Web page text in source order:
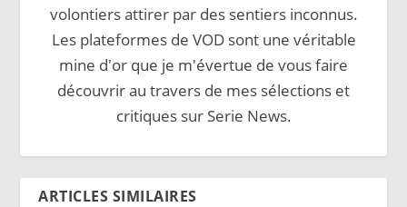
volontiers attirer par des sentiers inconnus.
Les plateformes de VOD sont une véritable
mine d'or que je m'évertue de vous faire
découvrir au travers de mes sélections et
critiques sur Serie News.
ARTICLES SIMILAIRES